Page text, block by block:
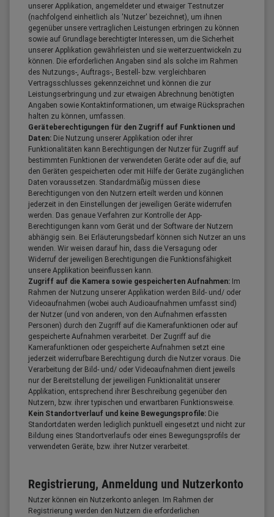
unserer Applikation, angemeldeter und etwaiger Testnutzer
(nachfolgend einheitlich als 'Nutzer' bezeichnet), um ihnen
gegenüber unsere vertraglichen Leistungen erbringen zu können
sowie auf Grundlage berechtigter Interessen, um die Sicherheit
unserer Applikation gewährleisten und sie weiterzuentwickeln zu
können. Die erforderlichen Angaben sind als solche im Rahmen
des Nutzungs-, Auftrags-, Bestell- bzw. vergleichbaren
Vertragsschlusses gekennzeichnet und können die zur
Leistungserbringung und zur etwaigen Abrechnung benötigten
Angaben sowie Kontaktinformationen, um etwaige Rücksprachen
halten zu können, umfassen.
Geräteberechtigungen für den Zugriff auf Funktionen und
Daten: Die Nutzung unserer Applikation oder ihrer
Funktionalitäten kann Berechtigungen der Nutzer für Zugriff auf
bestimmten Funktionen der verwendeten Geräte oder auf die, auf
den Geräten gespeicherten oder mit Hilfe der Geräte zugänglichen
Daten voraussetzen. Standardmäßig müssen diese
Berechtigungen von den Nutzern erteilt werden und können
jederzeit in den Einstellungen der jeweiligen Geräte widerrufen
werden. Das genaue Verfahren zur Kontrolle der App-
Berechtigungen kann vom Gerät und der Software der Nutzern
abhängig sein. Bei Erläuterungsbedarf können sich Nutzer an uns
wenden. Wir weisen darauf hin, dass die Versagung oder
Widerruf der jeweiligen Berechtigungen die Funktionsfähigkeit
unsere Applikation beeinflussen kann.
Zugriff auf die Kamera sowie gespeicherten Aufnahmen: Im
Rahmen der Nutzung unserer Applikation werden Bild- und/ oder
Videoaufnahmen (wobei auch Audioaufnahmen umfasst sind)
der Nutzer (und von anderen, von den Aufnahmen erfassten
Personen) durch den Zugriff auf die Kamerafunktionen oder auf
gespeicherte Aufnahmen verarbeitet. Der Zugriff auf die
Kamerafunktionen oder gespeicherte Aufnahmen setzt eine
jederzeit widerrufbare Berechtigung durch die Nutzer voraus. Die
Verarbeitung der Bild- und/ oder Videoaufnahmen dient jeweils
nur der Bereitstellung der jeweiligen Funktionalität unserer
Applikation, entsprechend ihrer Beschreibung gegenüber den
Nutzern, bzw. ihrer typischen und erwartbaren Funktionsweise.
Kein Standortverlauf und keine Bewegungsprofile: Die
Standortdaten werden lediglich punktuell eingesetzt und nicht zur
Bildung eines Standortverlaufs oder eines Bewegungsprofils der
verwendeten Geräte, bzw. ihrer Nutzer verarbeitet.
Registrierung, Anmeldung und Nutzerkonto
Nutzer können ein Nutzerkonto anlegen. Im Rahmen der
Registrierung werden den Nutzern die erforderlichen